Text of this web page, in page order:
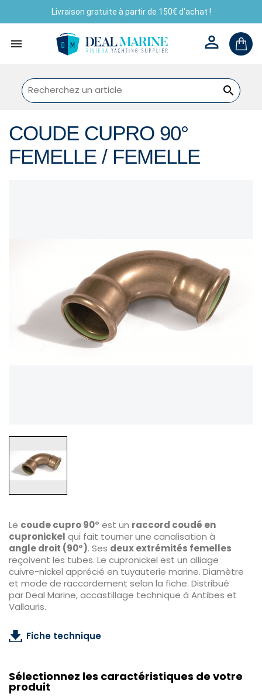
Livraison gratuite à partir de 150€ d'achat !
 

COUDE CUPRO 90°
FEMELLE / FEMELLE
Le coude cupro 90° est un raccord coudé en
cupronickel qui fait tourner une canalisation à
angle droit (90°). Ses deux extrémités femelles
reçoivent les tubes. Le cupronickel est un alliage
cuivre-nickel apprécié en tuyauterie marine. Diamètre
et mode de raccordement selon la fiche. Distribué
par Deal Marine, accastillage technique à Antibes et
Vallauris.
Fiche technique
Sélectionnez les caractéristiques de votre
produit